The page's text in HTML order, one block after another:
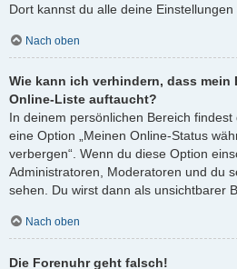
Dort kannst du alle deine Einstellungen
Nach oben
Wie kann ich verhindern, dass mein
Online-Liste auftaucht?
In deinem persönlichen Bereich
eine Option „Meinen Online-Status
verbergen“. Wenn du diese Option
Administratoren, Moderatoren und du
sehen. Du wirst dann als unsichtbarer
Nach oben
Die Forenuhr geht falsch!